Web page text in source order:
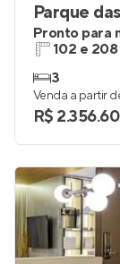
Parque
Pronto para
102 e 208
3
Venda a partir
R$